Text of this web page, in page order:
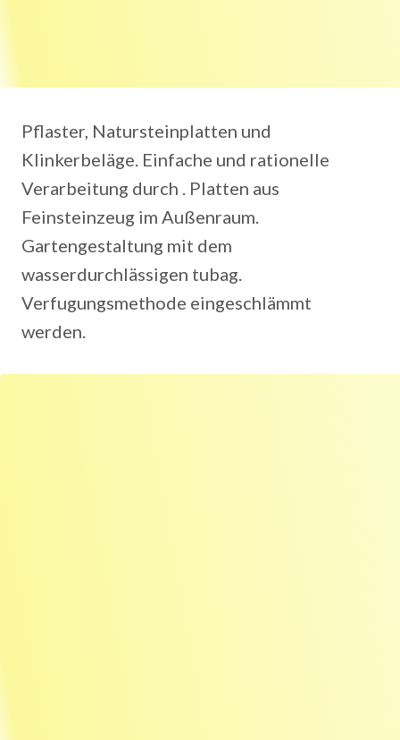
Pflaster, Natursteinplatten und
Klinkerbeläge. Einfache und rationelle
Verarbeitung durch . Platten aus
Feinsteinzeug im Außenraum.
Gartengestaltung mit dem
wasserdurchlässigen tubag.
Verfugungsmethode eingeschlämmt
werden.